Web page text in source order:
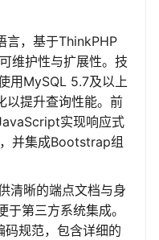
言，基于ThinkPHP
维护性与扩展性。技
用MySQL 5.7及以上
以提升查询性能。前
实现响应式
并集成Bootstrap组
清晰的端点文档与身
第三方系统集成。
码规范，包含详细的